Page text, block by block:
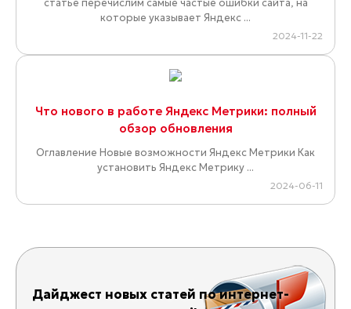
статье перечислим самые частые ошибки сайта, на
которые указывает Яндекс ...
2024-11-22
Что нового в работе Яндекс Метрики: полный
обзор обновления
Оглавление Новые возможности Яндекс Метрики Как
установить Яндекс Метрику ...
2024-06-11
Дайджест новых статей по интернет-